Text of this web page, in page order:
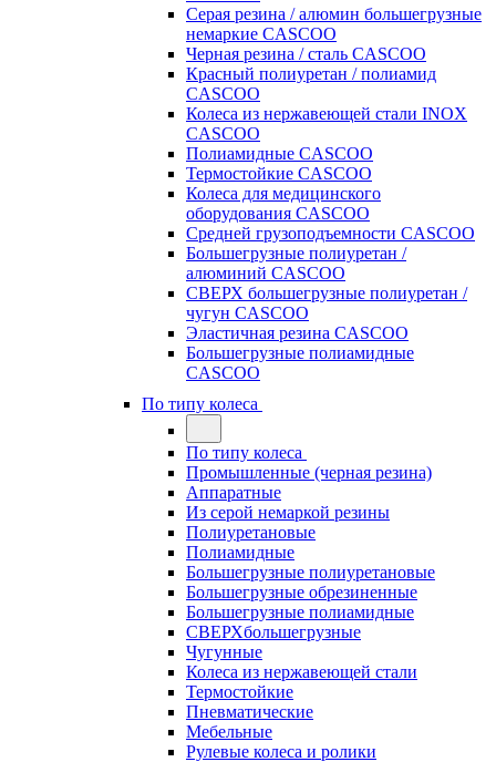
Серая резина / алюмин большегрузные
немаркие CASCOO
Черная резина / сталь CASCOO
Красный полиуретан / полиамид
CASCOO
Колеса из нержавеющей стали INOX
CASCOO
Полиамидные CASCOO
Термостойкие CASCOO
Колеса для медицинского
оборудования CASCOO
Средней грузоподъемности CASCOO
Большегрузные полиуретан /
алюминий CASCOO
СВЕРХ большегрузные полиуретан /
чугун CASCOO
Эластичная резина CASCOO
Большегрузные полиамидные
CASCOO
По типу колеса
По типу колеса
Промышленные (черная резина)
Аппаратные
Из серой немаркой резины
Полиуретановые
Полиамидные
Большегрузные полиуретановые
Большегрузные обрезиненные
Большегрузные полиамидные
СВЕРХбольшегрузные
Чугунные
Колеса из нержавеющей стали
Термостойкие
Пневматические
Мебельные
Рулевые колеса и ролики